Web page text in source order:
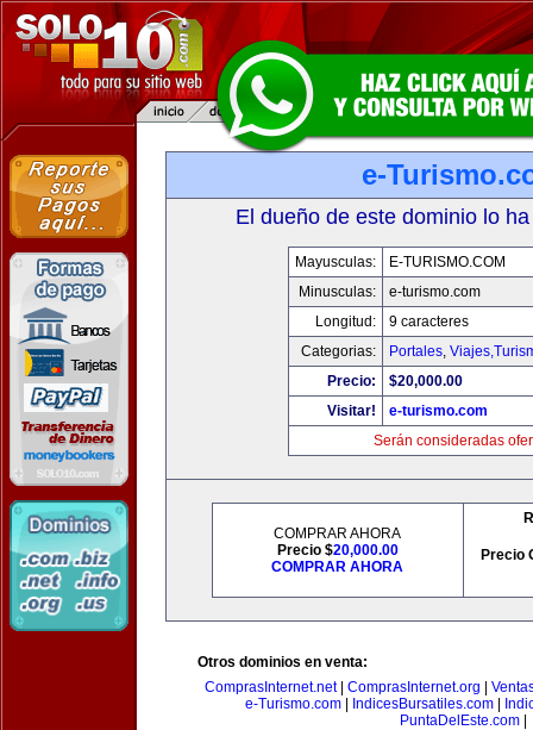
e-
El dueño de este dominio lo
Mayusculas:
E-TURISMO.COM
Minusculas:
e-turismo.com
Longitud:
9 caracteres
Categorias:
Portales,
Precio:
$20,000.00
Visitar!
e-turismo.com
Serán consideradas
COMPRAR AHORA
Precio $20,000.00
COMPRAR AHORA
Precio
Otros dominios en venta:
ComprasInternet.net| ComprasInternet.org
e-Turismo.com| IndicesBursatiles.com|
PuntaDelEste.com|